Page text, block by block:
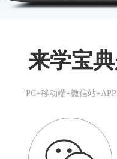
来学宝
"PC+移动端+微信站